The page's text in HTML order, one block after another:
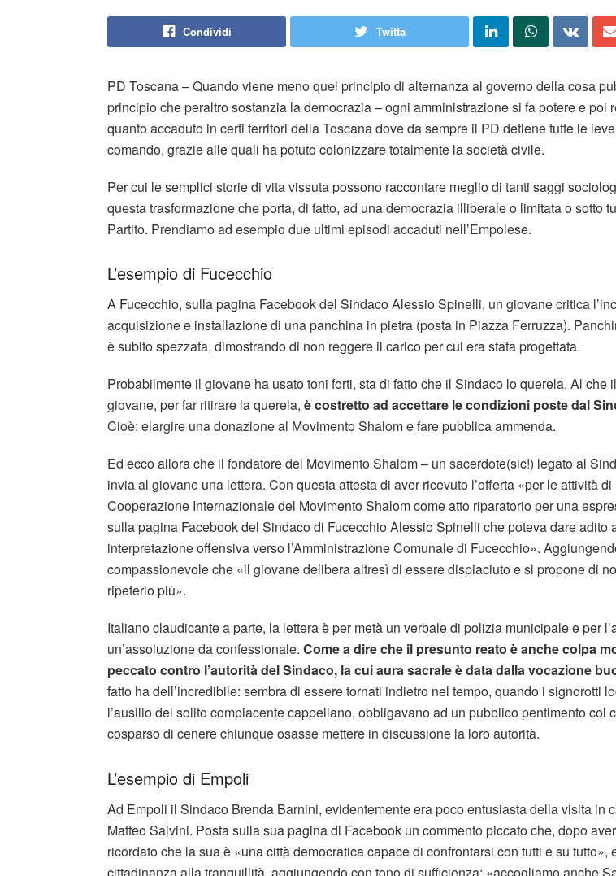
Condividi Twitta
PD Toscana – Quando viene meno quel principio di alternanza al governo della cosa
principio che peraltro sostanzia la democrazia – ogni amministrazione si fa potere e poi
quanto accaduto in certi territori della Toscana dove da sempre il PD detiene tutte le
comando, grazie alle quali ha potuto colonizzare totalmente la società civile.
Per cui le semplici storie di vita vissuta possono raccontare meglio di tanti saggi
questa trasformazione che porta, di fatto, ad una democrazia illiberale o limitata o sotto
Partito. Prendiamo ad esempio due ultimi episodi accaduti nell’Empolese.
L’esempio di Fucecchio
A Fucecchio, sulla pagina Facebook del Sindaco Alessio Spinelli, un giovane critica
acquisizione e installazione di una panchina in pietra (posta in Piazza Ferruzza).
è subito spezzata, dimostrando di non reggere il carico per cui era stata progettata.
Probabilmente il giovane ha usato toni forti, sta di fatto che il Sindaco lo querela. Al che il
giovane, per far ritirare la querela, è costretto ad accettare le condizioni poste dal
Cioè: elargire una donazione al Movimento Shalom e fare pubblica ammenda.
Ed ecco allora che il fondatore del Movimento Shalom – un sacerdote(sic!) legato al
invia al giovane una lettera. Con questa attesta di aver ricevuto l’offerta «per le attività di
Cooperazione Internazionale del Movimento Shalom come atto riparatorio per una
sulla pagina Facebook del Sindaco di Fucecchio Alessio Spinelli che poteva dare adito
interpretazione offensiva verso l’Amministrazione Comunale di Fucecchio».
compassionevole che «il giovane delibera altresì di essere dispiaciuto e si propone di
ripeterlo più».
Italiano claudicante a parte, la lettera è per metà un verbale di polizia municipale e per
un’assoluzione da confessionale. Come a dire che il presunto reato è anche colpa
peccato contro l’autorità del Sindaco, la cui aura sacrale è data dalla vocazione
fatto ha dell’incredibile: sembra di essere tornati indietro nel tempo, quando i signorotti
l’ausilio del solito compiacente cappellano, obbligavano ad un pubblico pentimento col
cosparso di cenere chiunque osasse mettere in discussione la loro autorità.
L’esempio di Empoli
Ad Empoli il Sindaco Brenda Barnini, evidentemente era poco entusiasta della visita in
Matteo Salvini. Posta sulla sua pagina di Facebook un commento piccato che, dopo aver
ricordato che la sua è «una città democratica capace di confrontarsi con tutti e su tutto»,